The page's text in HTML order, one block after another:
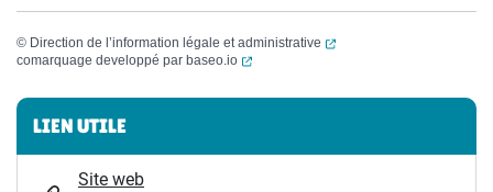
© Direction de l’information légale et administrative
(ouverture dans un
comarquage developpé par baseo.io (ouverture dans un nouvel onglet)
Informations complémentaires
LIEN UTILE
Site web